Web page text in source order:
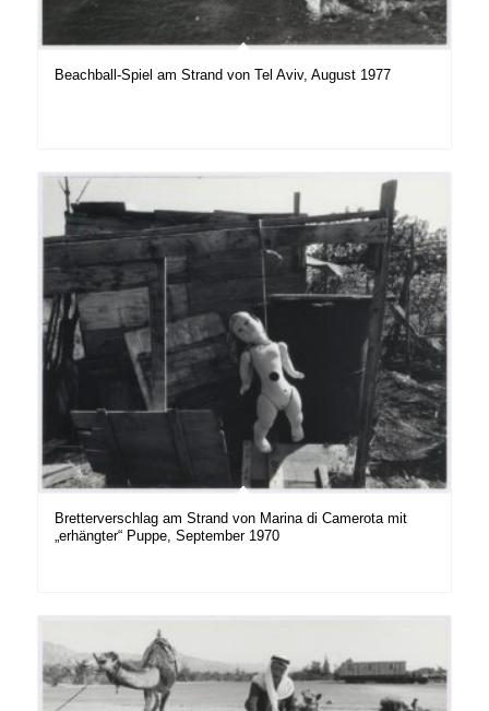
Beachball-Spiel am Strand von Tel Aviv, August 1977
Bretterverschlag am Strand von Marina di Camerota mit
„erhängter“ Puppe, September 1970